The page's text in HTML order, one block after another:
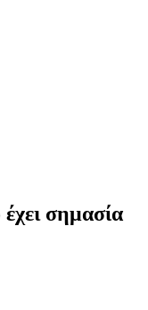
σημασία